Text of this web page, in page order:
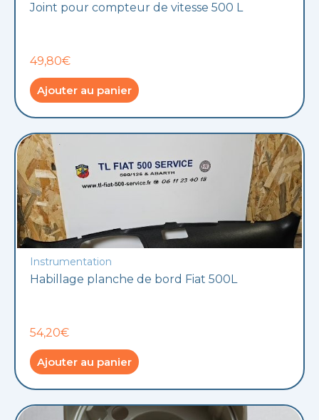
Joint pour compteur de vitesse 500 L
49,80€
Ajouter au panier
Instrumentation
Habillage planche de bord Fiat 500L
54,20€
Ajouter au panier